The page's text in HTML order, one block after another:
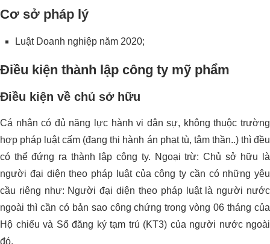
Cơ sở pháp lý
Luật Doanh nghiệp năm 2020;
Điều kiện thành lập công ty mỹ phẩm
Điều kiện về chủ sở hữu
Cá nhân có đủ năng lực hành vi dân sự, không thuộc trường
hợp pháp luật cấm (đang thi hành án phạt tù, tâm thần..) thì đều
có thể đứng ra thành lập công ty. Ngoại trừ: Chủ sở hữu là
người đại diện theo pháp luật của công ty cần có những yêu
cầu riêng như: Người đại diện theo pháp luật là người nước
ngoài thì cần có bản sao công chứng trong vòng 06 tháng của
Hộ chiếu và Sổ đăng ký tạm trú (KT3) của người nước ngoài
đó.